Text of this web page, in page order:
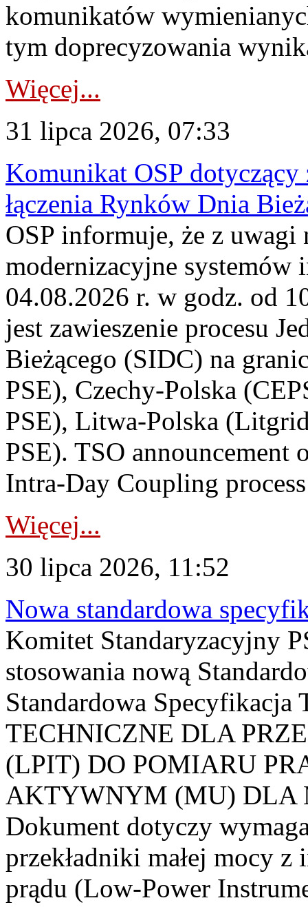
komunikatów
tym doprecyzowania
Więcej...
31 lipca 2026, 07:33
Komunikat OSP dotyczący
łączenia Rynków Dnia
OSP informuje, że z uwagi
modernizacyjne
04.08.2026 r. w godz. od
jest zawieszenie procesu
Bieżącego (SIDC) na
PSE), Czechy-Polska
PSE), Litwa-Polska
PSE). TSO announcement
Intra-Day Coupling
Więcej...
30 lipca 2026, 11:52
Nowa standardowa
Komitet Standaryzacyjny
stosowania nową
Standardowa
TECHNICZNE DLA
(LPIT) DO POMIARU
AKTYWNYM (MU) DLA
Dokument dotyczy
przekładniki małej mocy
prądu (Low-Power